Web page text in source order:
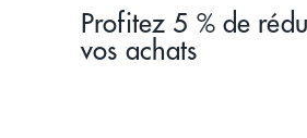
Profitez 5 % de
vos achats